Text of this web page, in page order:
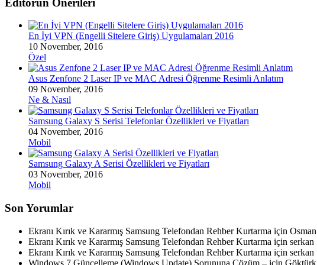
En İyi VPN (Engelli Sitelere Giriş) Uygulamaları 2016
10 November, 2016
Özel
Asus Zenfone 2 Laser IP ve MAC Adresi Öğrenme Resimli Anlatım
09 November, 2016
Ne & Nasıl
Samsung Galaxy S Serisi Telefonlar Özellikleri ve Fiyatları
04 November, 2016
Mobil
Samsung Galaxy A Serisi Özellikleri ve Fiyatları
03 November, 2016
Mobil
Son Yorumlar
Ekranı Kırık ve Kararmış Samsung Telefondan Rehber Kurtarma için Osman
Ekranı Kırık ve Kararmış Samsung Telefondan Rehber Kurtarma için serkan
Ekranı Kırık ve Kararmış Samsung Telefondan Rehber Kurtarma için serkan
Windows 7 Güncelleme (Windows Update) Sorununa Çözüm – için Göktürk